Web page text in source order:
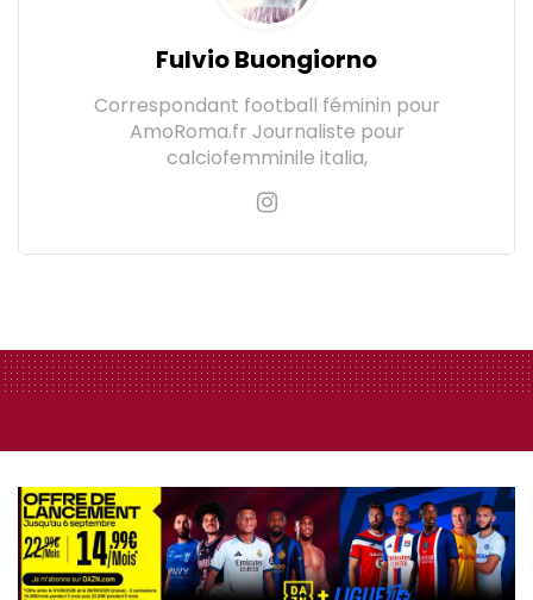
Fulvio Buongiorno
Correspondant football féminin pour
AmoRoma.fr Journaliste pour
calciofemminile italia,